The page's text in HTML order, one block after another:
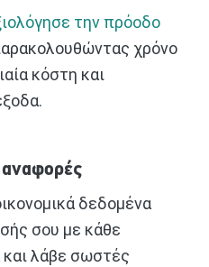
την πρόοδο
χρόνο
κόστη και
δεδομένα
σου με κάθε
λάβε σωστές